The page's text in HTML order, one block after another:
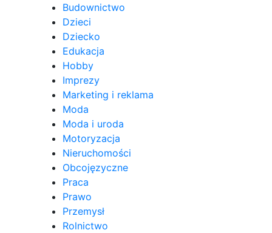
Budownictwo
Dzieci
Dziecko
Edukacja
Hobby
Imprezy
Marketing i reklama
Moda
Moda i uroda
Motoryzacja
Nieruchomości
Obcojęzyczne
Praca
Prawo
Przemysł
Rolnictwo